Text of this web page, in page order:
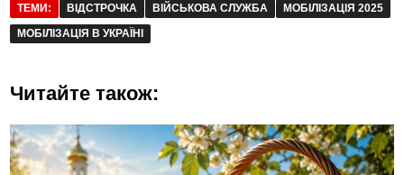
ТЕМИ: ВІДСТРОЧКА ВІЙСЬКОВА СЛУЖБА
МОБІЛІЗАЦІЯ 2025
МОБІЛІЗАЦІЯ В УКРАЇНІ
Читайте також: